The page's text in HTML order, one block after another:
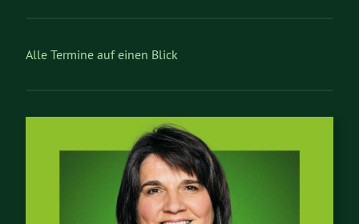
Alle Termine auf einen Blick